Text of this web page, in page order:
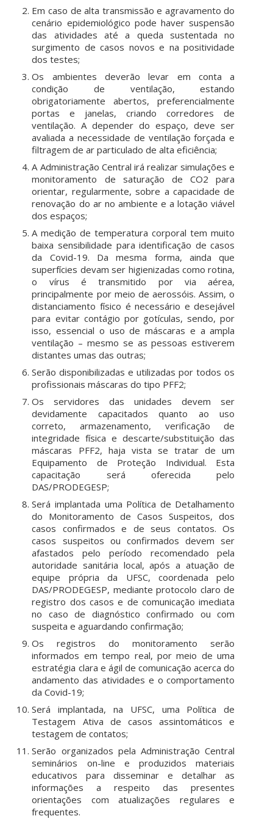
Em caso de alta transmissão e agravamento do
cenário epidemiológico pode haver suspensão
das atividades até a queda sustentada no
surgimento de casos novos e na positividade
dos testes;
Os ambientes deverão levar em conta a
condição de ventilação, estando
obrigatoriamente abertos, preferencialmente
portas e janelas, criando corredores de
ventilação. A depender do espaço, deve ser
avaliada a necessidade de ventilação forçada e
filtragem de ar particulado de alta eficiência;
A Administração Central irá realizar simulações e
monitoramento de saturação de CO2 para
orientar, regularmente, sobre a capacidade de
renovação do ar no ambiente e a lotação viável
dos espaços;
A medição de temperatura corporal tem muito
baixa sensibilidade para identificação de casos
da Covid-19. Da mesma forma, ainda que
superfícies devam ser higienizadas como rotina,
o vírus é transmitido por via aérea,
principalmente por meio de aerossóis. Assim, o
distanciamento físico é necessário e desejável
para evitar contágio por gotículas, sendo, por
isso, essencial o uso de máscaras e a ampla
ventilação – mesmo se as pessoas estiverem
distantes umas das outras;
Serão disponibilizadas e utilizadas por todos os
profissionais máscaras do tipo PFF2;
Os servidores das unidades devem ser
devidamente capacitados quanto ao uso
correto, armazenamento, verificação de
integridade física e descarte/substituição das
máscaras PFF2, haja vista se tratar de um
Equipamento de Proteção Individual. Esta
capacitação será oferecida pelo
DAS/PRODEGESP;
Será implantada uma Política de Detalhamento
do Monitoramento de Casos Suspeitos, dos
casos confirmados e de seus contatos. Os
casos suspeitos ou confirmados devem ser
afastados pelo período recomendado pela
autoridade sanitária local, após a atuação de
equipe própria da UFSC, coordenada pelo
DAS/PRODEGESP, mediante protocolo claro de
registro dos casos e de comunicação imediata
no caso de diagnóstico confirmado ou com
suspeita e aguardando confirmação;
Os registros do monitoramento serão
informados em tempo real, por meio de uma
estratégia clara e ágil de comunicação acerca do
andamento das atividades e o comportamento
da Covid-19;
Será implantada, na UFSC, uma Política de
Testagem Ativa de casos assintomáticos e
testagem de contatos;
Serão organizados pela Administração Central
seminários on-line e produzidos materiais
educativos para disseminar e detalhar as
informações a respeito das presentes
orientações com atualizações regulares e
frequentes.